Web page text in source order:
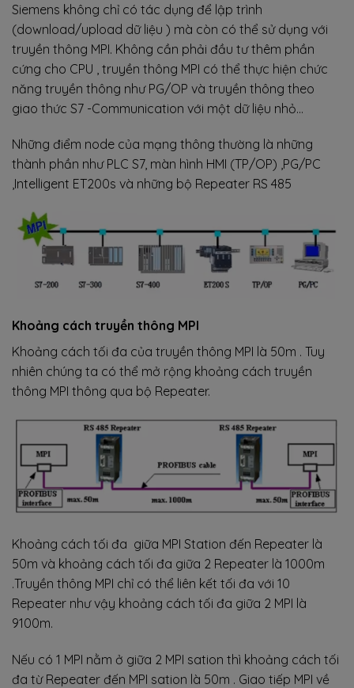
Siemens không chỉ có tác dụng để lập trình
(download/upload dữ liệu ) mà còn có thể sử dụng với
truyền thông MPI. Không cần phải đầu tư thêm phần
cứng cho CPU , truyền thông MPI có thể thực hiện chức
năng truyền thông như PG/OP và truyền thông theo
giao thức S7 -Communication với một dữ liệu nhỏ…
Những điểm node của mạng thông thường là những
thành phần như PLC S7, màn hình HMI (TP/OP) ,PG/PC
,Intelligent ET200s và những bộ Repeater RS 485
Khoảng cách truyền thông MPI
Khoảng cách tối đa của truyền thông MPI là 50m . Tuy
nhiên chúng ta có thể mở rộng khoảng cách truyền
thông MPI thông qua bộ Repeater.
Khoảng cách tối đa giữa MPI Station đến Repeater là
50m và khoảng cách tối đa giữa 2 Repeater là 1000m
.Truyền thông MPI chỉ có thể liên kết tối đa với 10
Repeater như vậy khoảng cách tối đa giữa 2 MPI là
9100m.
Nếu có 1 MPI nằm ở giữa 2 MPI sation thì khoảng cách tối
đa từ Repeater đến MPI sation là 50m . Giao tiếp MPI về